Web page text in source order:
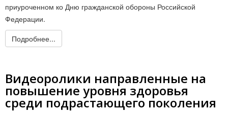
приуроченном ко Дню гражданской обороны Российской
Федерации.
Подробнее...
Видеоролики направленные на
повышение уровня здоровья
среди подрастающего поколения